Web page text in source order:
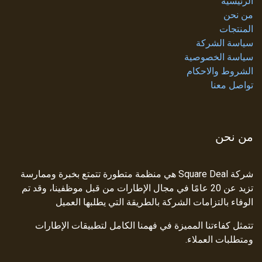
من نحن
المنتجات
سياسة الشركة
سياسة الخصوصية
الشروط والاحكام
تواصل معنا
من نحن
شركة Square Deal هي منظمة متطورة تتمتع بخبرة وممارسة
تزيد عن 20 عامًا في مجال الإطارات من قبل موظفينا، وقد تم
الوفاء بالتزامات الشركة بالطريقة التي يطلبها العميل
تتمثل كفاءتنا المميزة في فهمنا الكامل لتطبيقات الإطارات
ومتطلبات العملاء.